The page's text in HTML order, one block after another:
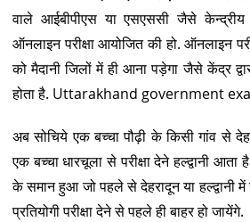
वाले आईबीपीएस या एसएससी जैसे
ऑनलाइन परीक्षा आयोजित की हो. ऑनलाइन
को मैदानी जिलों में ही आना पड़ेगा जैसे केंद्र
होता है. Uttarakhand government
अब सोचिये एक बच्चा पौढ़ी के किसी गांव से
एक बच्चा धारचूला से परीक्षा देने हल्द्वानी
के समान हुआ जो पहले से देहरादून या हल्द्वानी
प्रतियोगी परीक्षा देने से पहले ही बाहर हो जायेंगे.